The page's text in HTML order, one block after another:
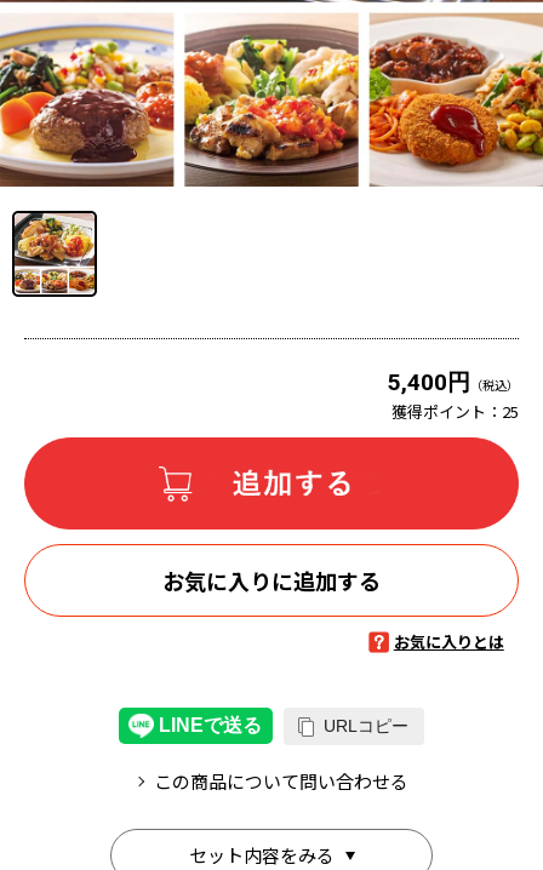
5,400円 （税込）
獲得ポイント： 25
お気に入りに追加する
お気に入りとは
URLコピー
この商品について問い合わせる
セット内容をみる